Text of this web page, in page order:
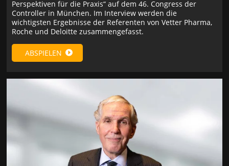
Perspektiven für die Praxis“ auf dem 46. Congress der
Controller in München. Im Interview werden die
wichtigsten Ergebnisse der Referenten von Vetter Pharma,
Roche und Deloitte zusammengefasst.
ABSPIELEN